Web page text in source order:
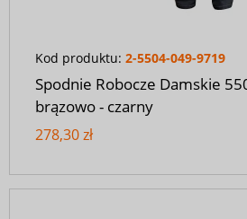
Kod produktu: 2-5504-049-9719
Spodnie Robocze Damskie
brązowo - czarny
278,30 zł